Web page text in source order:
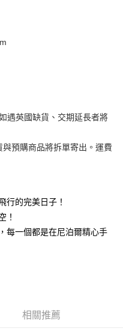
費
查看運費
遇英國缺貨、交期延長者將
預購商品將拆單寄出。運費
行的完美日子！
！
每一個都是在尼泊爾精心手
相關推薦